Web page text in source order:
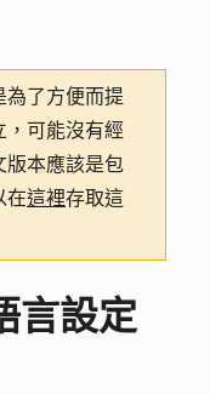
為了方便而提
，可能沒有經
版本應該是包
在這裡存取這
言設定